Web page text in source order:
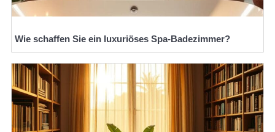
Wie schaffen Sie ein luxuriöses Spa-Badezimmer?